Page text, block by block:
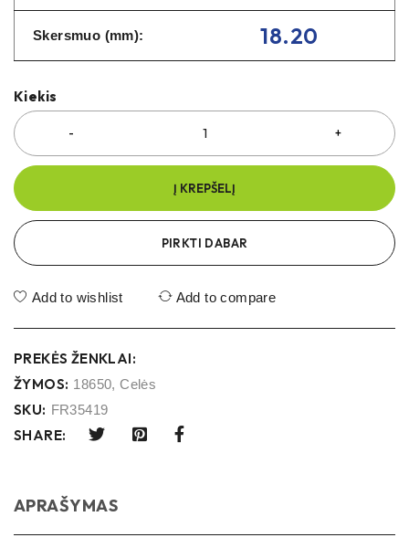
Skersmuo (mm): 18.20
Kiekis
Į KREPŠELĮ
PIRKTI DABAR
Add to wishlist Add to compare
PREKĖS ŽENKLAI:
ŽYMOS: 18650,Celės
SKU: FR35419
SHARE:
APRAŠYMAS